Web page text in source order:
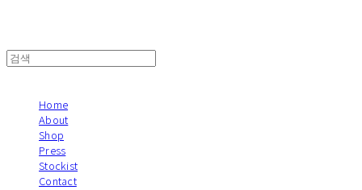
Home
About
Shop
Press
Stockist
Contact